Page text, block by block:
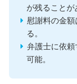
が残ることが
慰謝料の金
る。
弁護士に依頼
可能。